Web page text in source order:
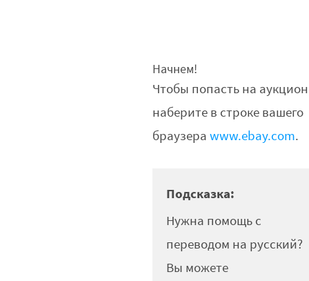
Начнем!
Чтобы попасть на
наберите в строке вашего
браузераwww.ebay.com.
Подсказка:
Нужна помощь с
переводом на русский?
Вы можете